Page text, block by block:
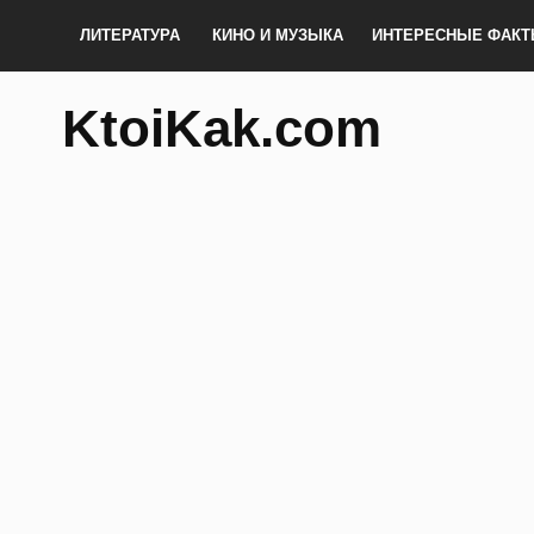
ЛИТЕРАТУРА КИНО И МУЗЫКА ИНТЕРЕСНЫЕ
KtoiKak.com